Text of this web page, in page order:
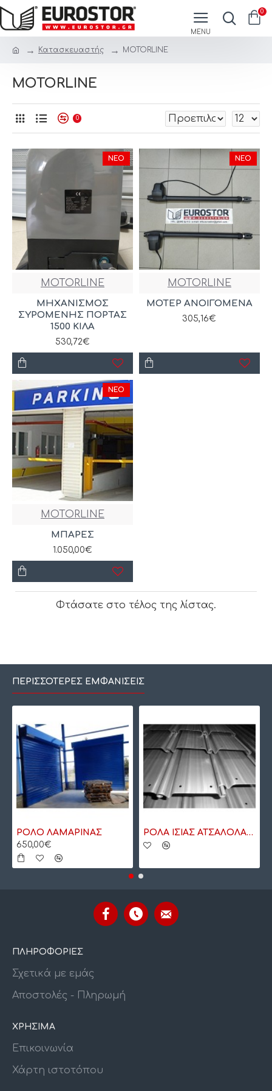
0
Κατασκευαστής MOTORLINE
MOTORLINE
0
ΝΈΟ
MOTORLINE
ΜΗΧΑΝΙΣΜΟΣ
ΣΥΡΟΜΕΝΗΣ ΠΟΡΤΑΣ
1500 ΚΙΛΑ
530,72€
ΝΈΟ
MOTORLINE
ΜΟΤΕΡ ΑΝΟΙΓΟΜΕΝΑ
305,16€
ΝΈΟ
MOTORLINE
ΜΠΑΡΕΣ
1.050,00€
Φτάσατε στο τέλος της λίστας.
ΠΕΡΙΣΣΌΤΕΡΕΣ ΕΜΦΑΝΊΣΕΙΣ
ΡΟΛΟ ΛΑΜΑΡΙΝΑΣ
650,00€
ΡΟΛΑ ΙΣΙΑΣ ΑΤΣΑΛΟΛΑΜΑΡΙΝΑΣ
ΠΛΗΡΟΦΟΡΙΕΣ
Σχετικά με εμάς
Αποστολές - Πληρωμή
ΧΡΗΣΙΜΑ
Επικοινωνία
Χάρτη ιστοτόπου